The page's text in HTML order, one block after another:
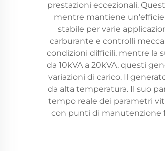
prestazioni eccezionali.
mentre mantiene
stabile per varie
carburante e controlli
condizioni difficili, mentre la
da 10kVA a 20kVA, questi
variazioni di carico. Il
da alta temperatura. Il suo
tempo reale dei parametri
con punti di manutenzione